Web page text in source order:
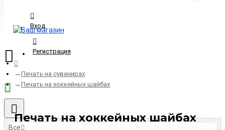
Вход
Регистрация
Все
Печать на сувенирах
Печать на хоккейных шайбах
Печать на хоккейных шайбах